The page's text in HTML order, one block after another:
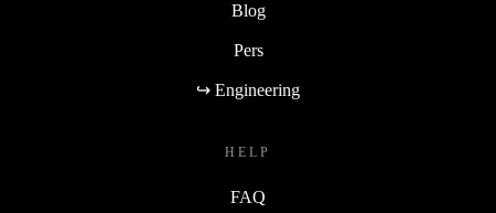
Blog
Pers
↪ Engineering
HELP
FAQ